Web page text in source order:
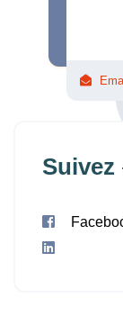
Suivez